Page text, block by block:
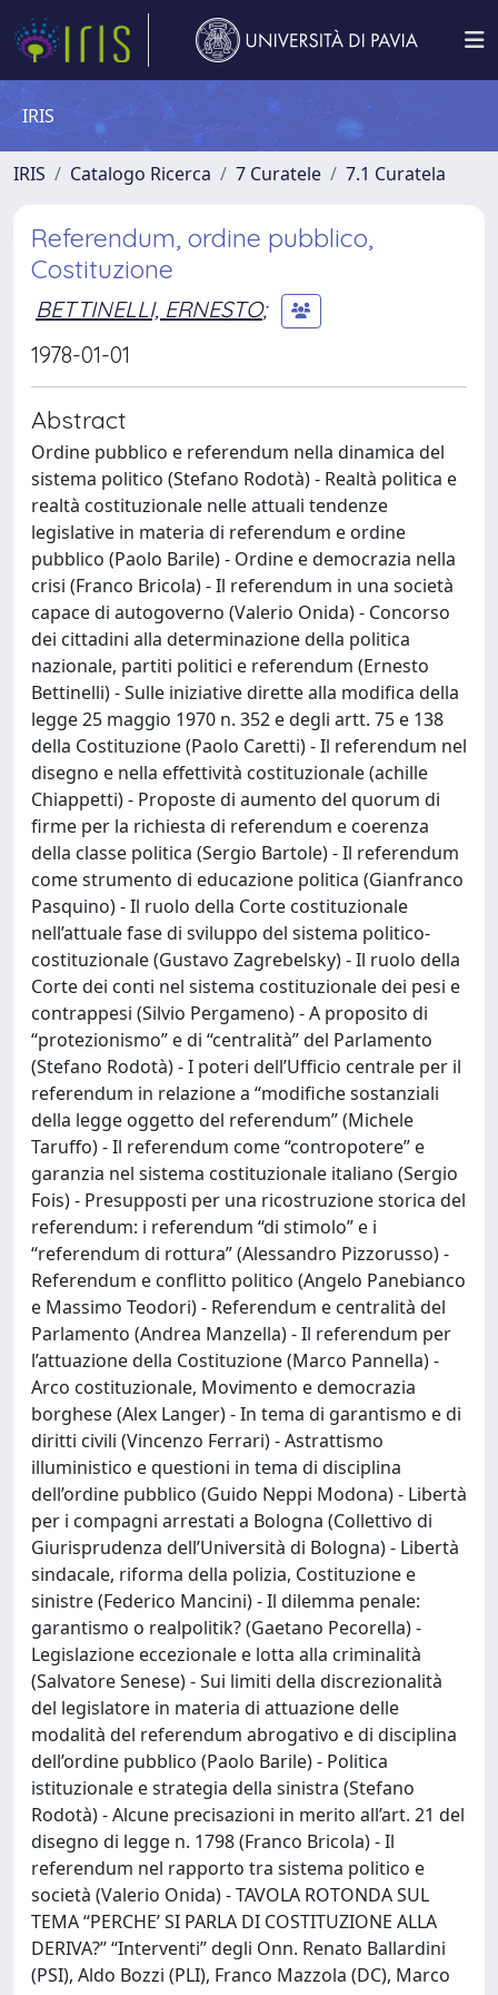
IRIS
IRIS Catalogo Ricerca 7 Curatele 7.1 Curatela
Referendum, ordine pubblico,
Costituzione
BETTINELLI, ERNESTO;
1978-01-01
Abstract
Ordine pubblico e referendum nella dinamica del
sistema politico (Stefano Rodotà) - Realtà politica e
realtà costituzionale nelle attuali tendenze
legislative in materia di referendum e ordine
pubblico (Paolo Barile) - Ordine e democrazia nella
crisi (Franco Bricola) - Il referendum in una società
capace di autogoverno (Valerio Onida) - Concorso
dei cittadini alla determinazione della politica
nazionale, partiti politici e referendum (Ernesto
Bettinelli) - Sulle iniziative dirette alla modifica della
legge 25 maggio 1970 n. 352 e degli artt. 75 e 138
della Costituzione (Paolo Caretti) - Il referendum nel
disegno e nella effettività costituzionale (achille
Chiappetti) - Proposte di aumento del quorum di
firme per la richiesta di referendum e coerenza
della classe politica (Sergio Bartole) - Il referendum
come strumento di educazione politica (Gianfranco
Pasquino) - Il ruolo della Corte costituzionale
nell’attuale fase di sviluppo del sistema politico-
costituzionale (Gustavo Zagrebelsky) - Il ruolo della
Corte dei conti nel sistema costituzionale dei pesi e
contrappesi (Silvio Pergameno) - A proposito di
“protezionismo” e di “centralità” del Parlamento
(Stefano Rodotà) - I poteri dell’Ufficio centrale per il
referendum in relazione a “modifiche sostanziali
della legge oggetto del referendum” (Michele
Taruffo) - Il referendum come “contropotere” e
garanzia nel sistema costituzionale italiano (Sergio
Fois) - Presupposti per una ricostruzione storica del
referendum: i referendum “di stimolo” e i
“referendum di rottura” (Alessandro Pizzorusso) -
Referendum e conflitto politico (Angelo Panebianco
e Massimo Teodori) - Referendum e centralità del
Parlamento (Andrea Manzella) - Il referendum per
l’attuazione della Costituzione (Marco Pannella) -
Arco costituzionale, Movimento e democrazia
borghese (Alex Langer) - In tema di garantismo e di
diritti civili (Vincenzo Ferrari) - Astrattismo
illuministico e questioni in tema di disciplina
dell’ordine pubblico (Guido Neppi Modona) - Libertà
per i compagni arrestati a Bologna (Collettivo di
Giurisprudenza dell’Università di Bologna) - Libertà
sindacale, riforma della polizia, Costituzione e
sinistre (Federico Mancini) - Il dilemma penale:
garantismo o realpolitik? (Gaetano Pecorella) -
Legislazione eccezionale e lotta alla criminalità
(Salvatore Senese) - Sui limiti della discrezionalità
del legislatore in materia di attuazione delle
modalità del referendum abrogativo e di disciplina
dell’ordine pubblico (Paolo Barile) - Politica
istituzionale e strategia della sinistra (Stefano
Rodotà) - Alcune precisazioni in merito all’art. 21 del
disegno di legge n. 1798 (Franco Bricola) - Il
referendum nel rapporto tra sistema politico e
società (Valerio Onida) - TAVOLA ROTONDA SUL
TEMA “PERCHE’ SI PARLA DI COSTITUZIONE ALLA
DERIVA?” “Interventi” degli Onn. Renato Ballardini
(PSI), Aldo Bozzi (PLI), Franco Mazzola (DC), Marco